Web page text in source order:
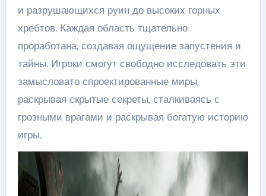
и разрушающихся руин до высоких горных
хребтов. Каждая область тщательно
проработана, создавая ощущение запустения и
тайны. Игроки смогут свободно исследовать эти
замысловато спроектированные миры,
раскрывая скрытые секреты, сталкиваясь с
грозными врагами и раскрывая богатую историю
игры.